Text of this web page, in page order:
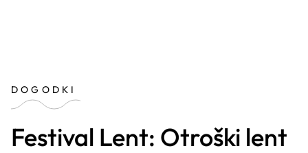
DOGODKI
Festival Lent: Otroški lent